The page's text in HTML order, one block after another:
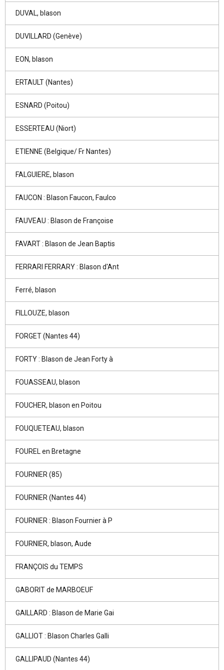
DUVAL, blason
DUVILLARD (Genève)
EON, blason
ERTAULT (Nantes)
ESNARD (Poitou)
ESSERTEAU (Niort)
ETIENNE (Belgique/ Fr Nantes)
FALGUIERE, blason
FAUCON : Blason Faucon, Faulco
FAUVEAU : Blason de Françoise
FAVART : Blason de Jean Baptis
FERRARI FERRARY : Blason d'Ant
Ferré, blason
FILLOUZE, blason
FORGET (Nantes 44)
FORTY : Blason de Jean Forty à
FOUASSEAU, blason
FOUCHER, blason en Poitou
FOUQUETEAU, blason
FOUREL en Bretagne
FOURNIER (85)
FOURNIER (Nantes 44)
FOURNIER : Blason Fournier à P
FOURNIER, blason, Aude
FRANÇOIS du TEMPS
GABORIT de MARBOEUF
GAILLARD : Blason de Marie Gai
GALLIOT : Blason Charles Galli
GALLIPAUD (Nantes 44)